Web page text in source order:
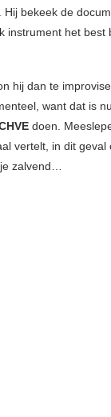
bekeek de
instrument het best
hij dan te
want dat is
doen.
vertelt, in dit geval
zalvend…